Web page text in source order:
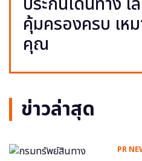
คุ้มครองครบ เห
คุณ
ข่าวล่าสุด
PR